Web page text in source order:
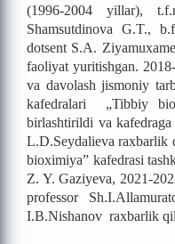
(1996-2004 yillar),
Shamsutdinova G.T.,
dotsent S.A.
faoliyat yuritishgan.
va davolash jismoniy
kafedralari „Tibbiy
birlashtirildi va
L.D.Seydalieva raxbarlik
bioximiya” kafedrasi
Z. Y. Gaziyeva, 2021-
professor
I.B.Nishanov raxbarlik